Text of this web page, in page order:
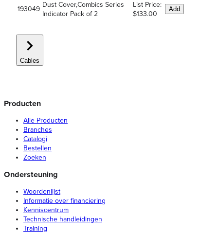
193049
Dust Cover,Combics Series
Indicator Pack of 2
List Price:
$133.00
Add
Cables
Producten
Alle Producten
Branches
Catalogi
Bestellen
Zoeken
Ondersteuning
Woordenlijst
Informatie over financiering
Kenniscentrum
Technische handleidingen
Training